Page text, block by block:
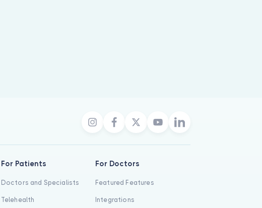
For Patients
Doctors and Specialists
Telehealth
For Doctors
Featured Features
Integrations